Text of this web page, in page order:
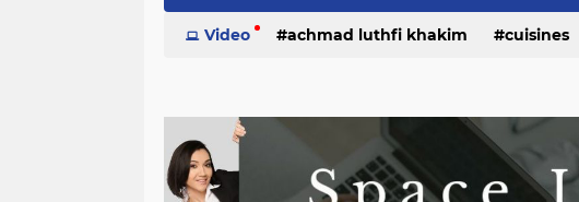
Video achmad luthfi khakim cuisines